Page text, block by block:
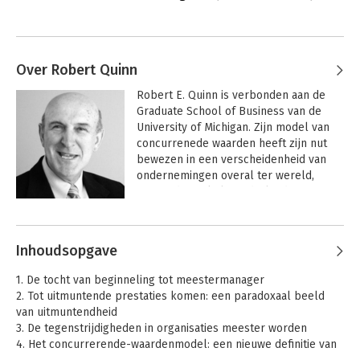
Over Robert Quinn
Robert E. Quinn is verbonden aan de
Graduate School of Business van de
University of Michigan. Zijn model van
concurrenede waarden heeft zijn nut
bewezen in een verscheidenheid van
ondernemingen overal ter wereld,
Andere boeken door Robert Quinn
Inhoudsopgave
1. De tocht van beginneling tot meestermanager
2. Tot uitmuntende prestaties komen: een paradoxaal beeld
van uitmuntendheid
3. De tegenstrijdigheden in organisaties meester worden
4. Het concurrerende-waardenmodel: een nieuwe definitie van